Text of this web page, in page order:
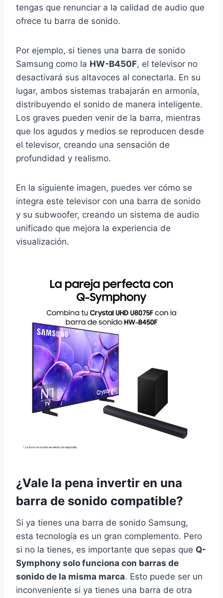
tengas que renunciar a la calidad de audio que
ofrece tu barra de sonido.
Por ejemplo, si tienes una barra de sonido
Samsung como la HW-B450F, el televisor no
desactivará sus altavoces al conectarla. En su
lugar, ambos sistemas trabajarán en armonía,
distribuyendo el sonido de manera inteligente.
Los graves pueden venir de la barra, mientras
que los agudos y medios se reproducen desde
el televisor, creando una sensación de
profundidad y realismo.
En la siguiente imagen, puedes ver cómo se
integra este televisor con una barra de sonido
y su subwoofer, creando un sistema de audio
unificado que mejora la experiencia de
visualización.
¿Vale la pena invertir en una
barra de sonido compatible?
Si ya tienes una barra de sonido Samsung,
esta tecnología es un gran complemento. Pero
si no la tienes, es importante que sepas que Q-
Symphony solo funciona con barras de
sonido de la misma marca. Esto puede ser un
inconveniente si ya tienes una barra de otra